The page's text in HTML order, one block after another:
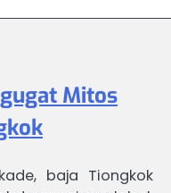
Mitos
baja Tiongkok